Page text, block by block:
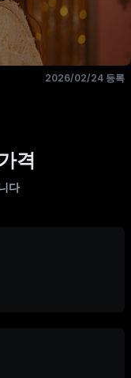
2026/02/24 등록
격
다